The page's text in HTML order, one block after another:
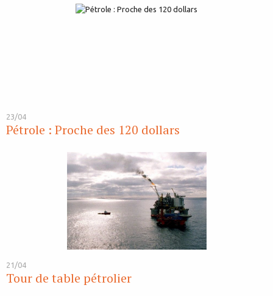
23/04
Pétrole : Proche des 120 dollars
21/04
Tour de table pétrolier